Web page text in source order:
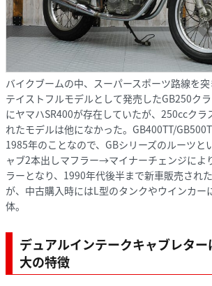
バイクブームの中、スーパースポーツ路線を
テイストフルモデルとして発売したGB250ク
にヤマハSR400が存在していたが、250ccクラ
れたモデルは他になかった。GB400TT/
1985年のことなので、GBシリーズのルーツと
ャブ2本出しマフラー→マイナーチェンジによ
ラーとなり、1990年代後半まで新車販売され
が、中古購入時にはL型のタンクやウインカー
体。
デュアルインテークキャブレタ
大の特徴